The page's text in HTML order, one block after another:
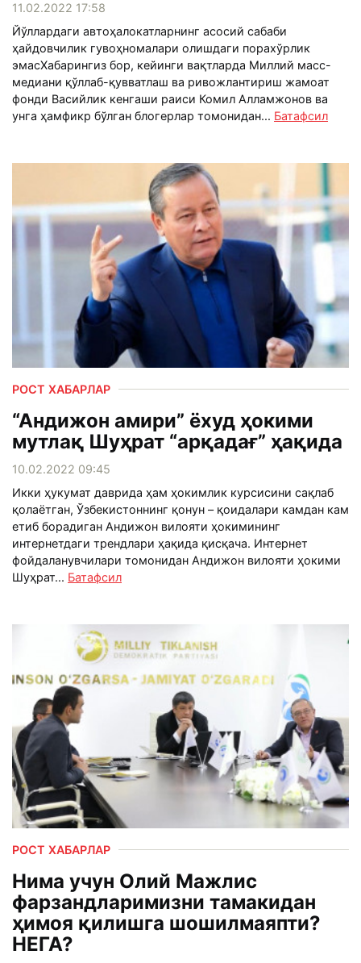
11.02.2022 17:58
Йўллардаги автоҳалокатларнинг асосий сабаби
ҳайдовчилик гувоҳномалари олишдаги порахўрлик
эмасХабарингиз бор, кейинги вақтларда Миллий масс-
медиани қўллаб-қувватлаш ва ривожлантириш жамоат
фонди Васийлик кенгаши раиси Комил Алламжонов ва
унга ҳамфикр бўлган блогерлар томонидан... Батафсил
РОСТ ХАБАРЛАР
“Андижон амири” ёхуд ҳокими
мутлақ Шуҳрат “арқадағ” ҳақида
10.02.2022 09:45
Икки ҳукумат даврида ҳам ҳокимлик курсисини сақлаб
қолаётган, Ўзбекистоннинг қонун – қоидалари камдан кам
етиб борадиган Андижон вилояти ҳокимининг
интернетдаги трендлари ҳақида қисқача. Интернет
фойдаланувчилари томонидан Андижон вилояти ҳокими
Шуҳрат... Батафсил
РОСТ ХАБАРЛАР
Нима учун Олий Мажлис
фарзандларимизни тамакидан
ҳимоя қилишга шошилмаяпти?
НЕГА?